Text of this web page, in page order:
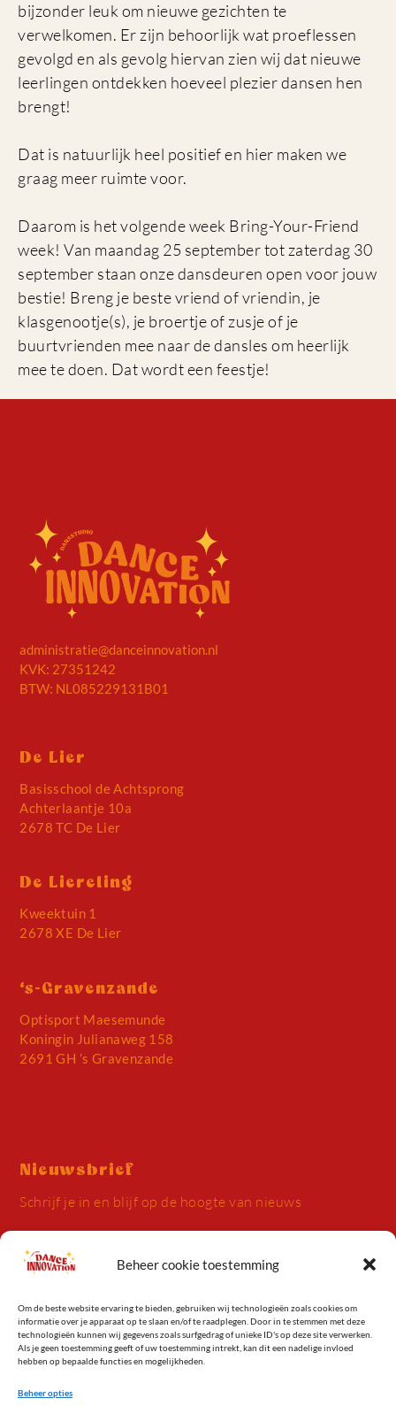
Beheer cookie toestemming
Om de beste website ervaring te bieden, gebruiken wij technologieën zoals cookies om
informatie over je apparaat op te slaan en/of te raadplegen. Door in te stemmen met deze
technologieën kunnen wij gegevens zoals surfgedrag of unieke ID's op deze site verwerken.
Als je geen toestemming geeft of uw toestemming intrekt, kan dit een nadelige invloed
hebben op bepaalde functies en mogelijkheden.
Beheer opties
bijzonder leuk om nieuwe gezichten te
verwelkomen. Er zijn behoorlijk wat proeflessen
gevolgd en als gevolg hiervan zien wij dat nieuwe
leerlingen ontdekken hoeveel plezier dansen hen
brengt!
Dat is natuurlijk heel positief en hier maken we
graag meer ruimte voor.
Daarom is het volgende week Bring-Your-Friend
week! Van maandag 25 september tot zaterdag 30
september staan onze dansdeuren open voor jouw
bestie! Breng je beste vriend of vriendin, je
klasgenootje(s), je broertje of zusje of je
buurtvrienden mee naar de dansles om heerlijk
mee te doen. Dat wordt een feestje!
administratie@danceinnovation.nl
KVK: 27351242
BTW: NL085229131B01
De Lier
Basisschool de Achtsprong
Achterlaantje 10a
2678 TC De Lier
De Liereling
Kweektuin 1
2678 XE De Lier
‘s-Gravenzande
Optisport Maesemunde
Koningin Julianaweg 158
2691 GH ’s Gravenzande
Nieuwsbrief
Schrijf je in en blijf op de hoogte van nieuws
Inschrijven
Alternative: